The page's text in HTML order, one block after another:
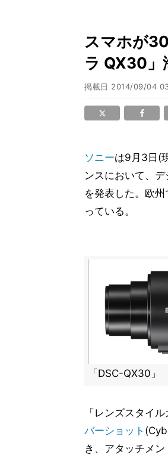
スマホが
ラ QX30」
掲載日 2014/09/04
ソニーは9月3日(
ンスにおいて、
を発表した。欧
っている。
「DSC-QX30」
「レンズスタイ
バーショット
き、アタッチメ